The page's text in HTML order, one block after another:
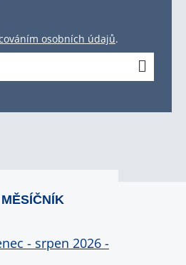
osobních údajů.